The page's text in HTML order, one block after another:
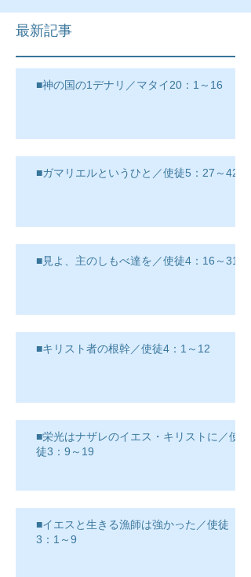
最新記事
■神の国の1デナリ／マタイ20：1～16
■ガマリエルというひと／使徒5：27～42
■見よ、主のしもべ達を／使徒4：16～31
■キリスト者の根幹／使徒4：1～12
■栄光はナザレのイエス・キリストに／使
徒3：9～19
■イエスと生きる漁師は強かった／使徒
3：1～9